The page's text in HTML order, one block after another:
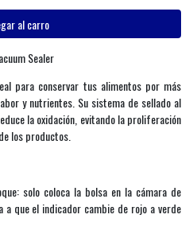
al carro
Sealer
para conservar tus alimentos por más
y nutrientes. Su sistema de sellado al
la oxidación, evitando la proliferación
los productos.
solo coloca la bolsa en la cámara de
a que el indicador cambie de rojo a verde